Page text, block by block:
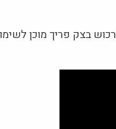
בצק פריך מוכן